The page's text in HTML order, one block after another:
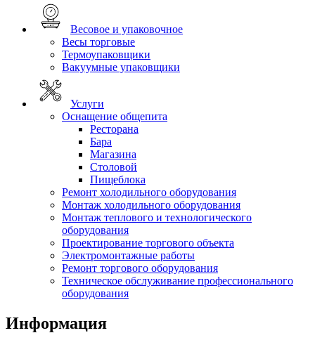
Весовое и упаковочное
Весы торговые
Термоупаковщики
Вакуумные упаковщики
Услуги
Оснащение общепита
Ресторана
Бара
Магазина
Столовой
Пищеблока
Ремонт холодильного оборудования
Монтаж холодильного оборудования
Монтаж теплового и технологического
оборудования
Проектирование торгового объекта
Электромонтажные работы
Ремонт торгового оборудования
Техническое обслуживание профессионального
оборудования
Информация